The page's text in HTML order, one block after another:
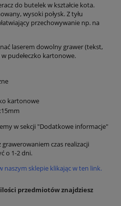
do butelek w kształcie kota.
wysoki połysk. Z tyłu
przechowywanie np. na
laserem dowolny grawer (tekst,
pudełeczko kartonowe.
kartonowe
w sekcji "Dodatkowe informacje"
czas realizacji
o 1-2 dni.
naszym sklepie klikając w ten link.
przedmiotów znajdziesz